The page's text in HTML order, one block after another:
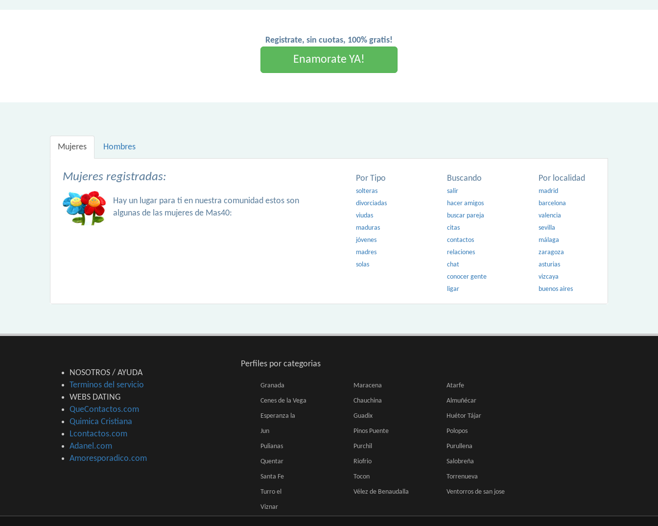
Registrate, sin cuotas, 100% gratis!
Enamorate YA!
Mujeres Hombres
Mujeres registradas:
Hay un lugar para ti en nuestra comunidad estos son
algunas de las mujeres de Mas40:
Por Tipo
solteras
divorciadas
viudas
maduras
jóvenes
madres
solas
Buscando
salir
hacer amigos
buscar pareja
citas
contactos
relaciones
chat
conocer gente
ligar
Por localidad
madrid
barcelona
valencia
sevilla
málaga
zaragoza
asturias
vizcaya
buenos aires
NOSOTROS / AYUDA
Terminos del servicio
WEBS DATING
QueContactos.com
Quimica Cristiana
Lcontactos.com
Adanel.com
Amoresporadico.com
Perfiles por categorias
Granada Maracena Atarfe
Cenes de la Vega Chauchina Almuñécar
Esperanza la Guadix Huétor Tájar
Jun Pinos Puente Polopos
Pulianas Purchil Purullena
Quentar Riofrio Salobreña
Santa Fe Tocon Torrenueva
Turro el Vélez de Benaudalla Ventorros de san jose
Viznar